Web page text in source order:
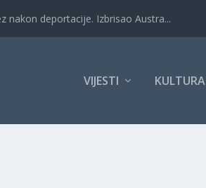
nakon deportacije. Izbrisao Austra...
VIJESTI KULTURA